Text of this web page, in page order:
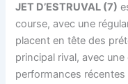
JET D’ESTRUVAL (7)
course, avec une
placent en tête des
principal rival, avec
performances